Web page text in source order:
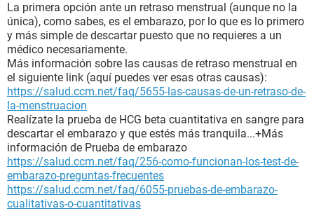
La primera opción ante un retraso menstrual (aunque no la
única), como sabes, es el embarazo, por lo que es lo primero
y más simple de descartar puesto que no requieres a un
médico necesariamente.
Más información sobre las causas de retraso menstrual en
el siguiente link (aquí puedes ver esas otras causas):
https://salud.ccm.net/faq/5655-las-causas-de-un-retraso-de-
la-menstruacion
Realízate la prueba de HCG beta cuantitativa en sangre para
descartar el embarazo y que estés más tranquila...+Más
información de Prueba de embarazo
https://salud.ccm.net/faq/256-como-funcionan-los-test-de-
embarazo-preguntas-frecuentes
https://salud.ccm.net/faq/6055-pruebas-de-embarazo-
cualitativas-o-cuantitativas